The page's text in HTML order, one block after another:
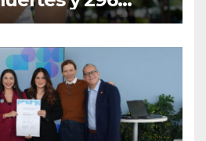
son las